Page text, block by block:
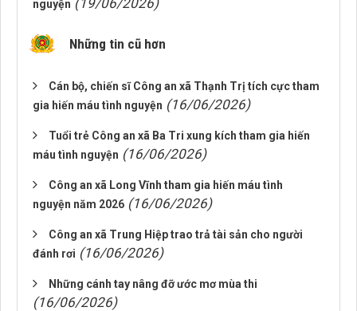
nguyện (19/06/2026)
Những tin cũ hơn
Cán bộ, chiến sĩ Công an xã Thạnh Trị tích cực tham
gia hiến máu tình nguyện (16/06/2026)
Tuổi trẻ Công an xã Ba Tri xung kích tham gia hiến
máu tình nguyện (16/06/2026)
Công an xã Long Vĩnh tham gia hiến máu tình
nguyện năm 2026 (16/06/2026)
Công an xã Trung Hiệp trao trả tài sản cho người
đánh rơi (16/06/2026)
Những cánh tay nâng đỡ ước mơ mùa thi
(16/06/2026)